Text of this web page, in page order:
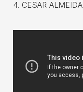
4. CESAR ALMEIDA